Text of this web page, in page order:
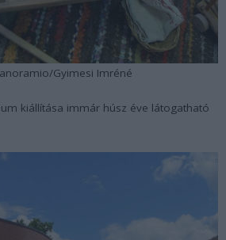
Gyimesi Imréné
kiállítása immár húsz éve látogatható